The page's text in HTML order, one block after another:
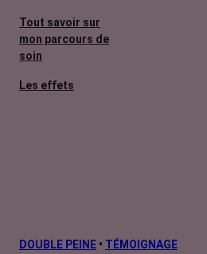
Tout savoir sur
mon parcours de
soin
Les effets
L’après cancer
DOUBLE PEINE • TÉMOIGNAGE